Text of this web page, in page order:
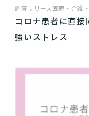
調査リリース 医療・介護
コロナ患者に直
強いストレス